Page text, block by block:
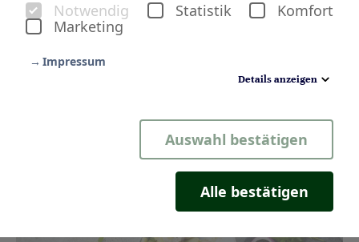
Notwendig Statistik
Komfort
Marketing
Impressum
Details anzeigen
Auswahl bestätigen
Alle bestätigen
Kartoffelsalat mit Rucola
Copyright:
Einfach Hausgemacht
(www.einfachhausgemacht.de)